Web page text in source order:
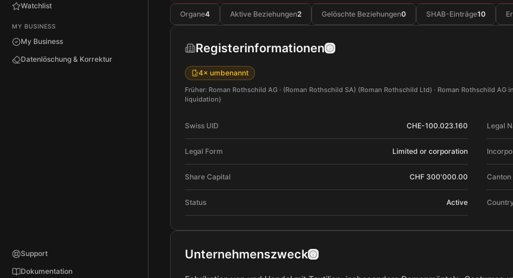
Watchlist
MY BUSINESS
My Business
Datenlöschung & Korrektur
Support
Dokumentation
Organe4 Aktive Beziehungen2 Gelöschte Beziehungen0 SHAB-Einträge10
Registerinformationen
4× umbenannt
Früher: Roman Rothschild AG · (Roman Rothschild SA) (Roman Rothschild Ltd) · Roman Rothschild
liquidation)
Swiss UID CHE-100.023.160 Legal
Legal Form Limited or corporation
Share Capital CHF 300'000.00 Canton
Status Active Country
Unternehmenszweck